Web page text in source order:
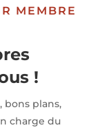
MEMBRE
!
bons plans,
charge du